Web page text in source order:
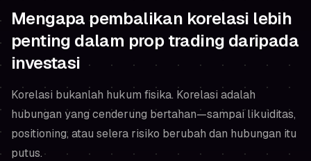
Mengapa pembalikan korelasi lebih
penting dalam prop trading daripada
investasi
Korelasi bukanlah hukum fisika. Korelasi adalah
hubungan yangcenderung bertahan—sampai likuiditas,
positioning, atau selera risiko berubah dan hubungan itu
putus.